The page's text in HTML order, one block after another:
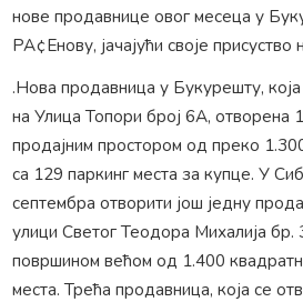
нове продавнице овог месеца у
РА¢Енову, јачајући своје
.Нова продавница у Букурешту,
на Улица Топори број 6А, отворена
продајним простором од преко
са 129 паркинг места за купце. У
септембра отворити још једну
улици Светог Теодора Михалија бр.
површином већом од 1.400
места. Трећа продавница, која се